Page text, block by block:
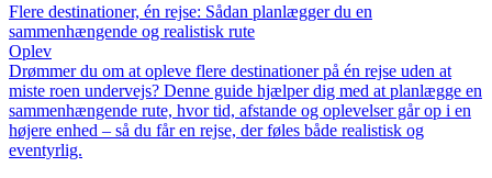
Flere destinationer, én rejse: Sådan planlægger du en
sammenhængende og realistisk rute
Oplev
Drømmer du om at opleve flere destinationer på én rejse uden at
miste roen undervejs? Denne guide hjælper dig med at planlægge en
sammenhængende rute, hvor tid, afstande og oplevelser går op i en
højere enhed – så du får en rejse, der føles både realistisk og
eventyrlig.